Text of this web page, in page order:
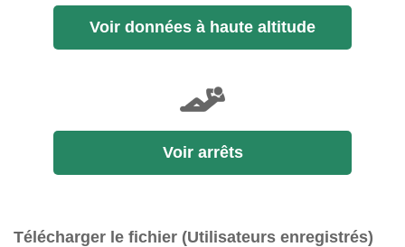
Voir données à haute altitude
Voir arrêts
Télécharger le fichier (Utilisateurs enregistrés)